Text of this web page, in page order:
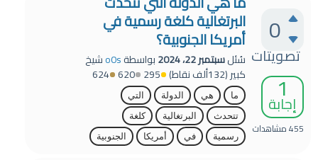
0
تصويتات
1
إجابة
455مشاهدات
البرتغالية كلغة رسمية في
أمريكا الجنوبية؟
سُئلسبتمبر 22، 2024 بواسطةo0sشيخ
كبير(132ألف نقاط) 295
620
624
ما هي الدولة
التي
تتحدث
البرتغالية
كلغة
رسمية
في أمريكا الجنوبية